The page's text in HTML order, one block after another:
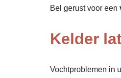
Bel gerust voor een
Kelder
Vochtproblemen in